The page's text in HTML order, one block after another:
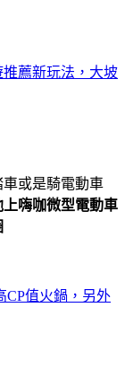
薦新玩法，大坡
或是騎電動車
上嗨咖微型電動車
CP值火鍋，另外